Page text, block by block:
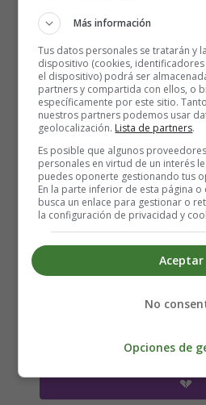
Detalles
Escrito por:Estefanía
Ser mujer
Última actualización:
💔
Más información
Tus datos personales se tratarán y
dispositivo (cookies,
el dispositivo) podrá ser
partners y compartida con ellos, o
específicamente por este sitio.
nuestros partners podemos usar
geolocalización. Lista de partners.
Es posible que algunos
personales en virtud de un interés
puedes oponerte gestionando tus
En la parte inferior de esta página o
busca un enlace para gestionar o
la configuración de privacidad y
Aceptar
No
Opciones de